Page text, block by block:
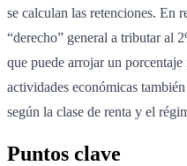
se calculan las retenciones. En
“derecho” general a tributar al
que puede arrojar un
actividades económicas
según la clase de renta y el
Puntos clave